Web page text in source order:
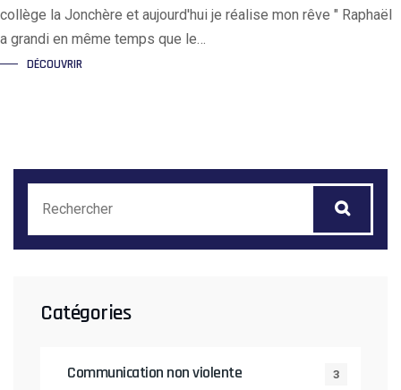
collège la Jonchère et aujourd'hui je réalise mon rêve " Raphaël
a grandi en même temps que le…
DÉCOUVRIR
Catégories
Communication non violente 3